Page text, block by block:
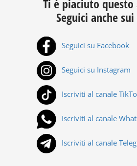
Ti è piaciuto
Seguici anche
Seguici su Facebook
Seguici su Instagram
Iscriviti al canale
Iscriviti al canale
Iscriviti al canale